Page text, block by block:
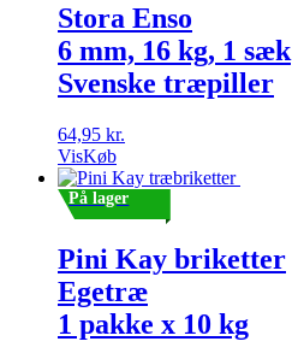
Stora Enso
6 mm, 16 kg, 1 sæk
Svenske træpiller
64,95 kr.
VisKøb
På lager
Pini Kay briketter
Egetræ
1 pakke x 10 kg